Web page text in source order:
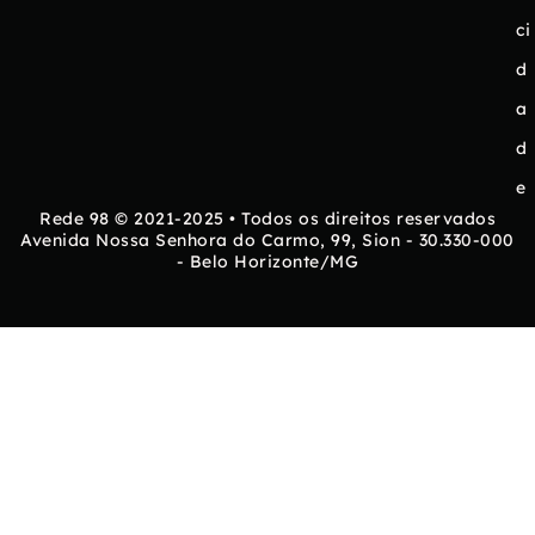
ci
d
a
d
e
Rede 98 © 2021-2025 • Todos os direitos reservados
Avenida Nossa Senhora do Carmo, 99, Sion - 30.330-000
- Belo Horizonte/MG